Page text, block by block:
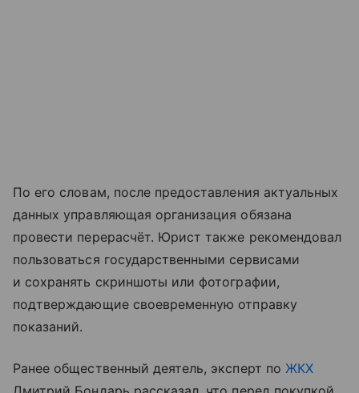
По его словам, после предоставления актуальных
данных управляющая организация обязана
провести перерасчёт. Юрист также рекомендовал
пользоваться государственными сервисами
и сохранять скриншоты или фотографии,
подтверждающие своевременную отправку
показаний.
Ранее общественный деятель, эксперт по ЖКХ